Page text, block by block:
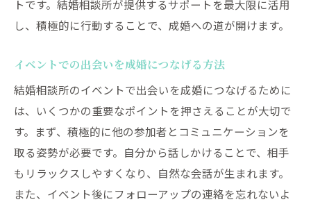
トです。結婚相談所が提供するサポートを最大限に活用
し、積極的に行動することで、成婚への道が開けます。
イベントでの出会いを成婚につなげる方法
結婚相談所のイベントで出会いを成婚につなげるために
は、いくつかの重要なポイントを押さえることが大切で
す。まず、積極的に他の参加者とコミュニケーションを
取る姿勢が必要です。自分から話しかけることで、相手
もリラックスしやすくなり、自然な会話が生まれます。
また、イベント後にフォローアップの連絡を忘れないよ